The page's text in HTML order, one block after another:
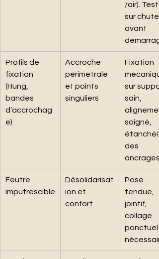
/air).
sur
avant
Profils de
fixation
(Hung,
bandes
d’accrochag
e)
Accroche
périmétrale
et points
singuliers
Fixation
sur
sain,
soigné,
des
ancrages.
Feutre
imputrescible
Désolidarisat
ion et
confort
Pose
tendue,
jointif,
collage
ponctuel